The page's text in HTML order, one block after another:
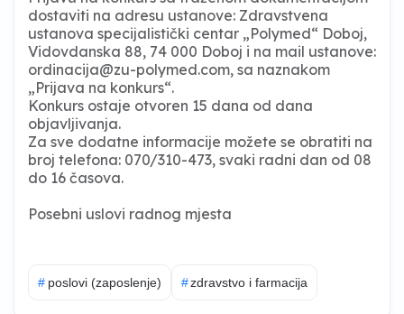
dostaviti na adresu ustanove: Zdravstvena
ustanova specijalistički centar „Polymed“ Doboj,
Vidovdanska 88, 74 000 Doboj i na mail ustanove:
ordinacija@zu-polymed.com, sa naznakom
„Prijava na konkurs“.
Konkurs ostaje otvoren 15 dana od dana
objavljivanja.
Za sve dodatne informacije možete se obratiti na
broj telefona: 070/310-473, svaki radni dan od 08
do 16 časova.
Posebni uslovi radnog mjesta
# poslovi (zaposlenje) #zdravstvo i farmacija